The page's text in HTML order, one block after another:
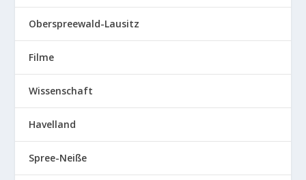
Oberspreewald-Lausitz
Filme
Wissenschaft
Havelland
Spree-Neiße